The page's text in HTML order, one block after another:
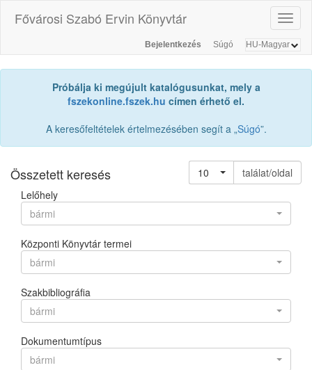
Fővárosi Szabó Ervin Könyvtár
Bejelentkezés Súgó
Próbálja ki megújult katalógusunkat, mely a
fszekonline.fszek.hu címen érhető el.
A keresőfeltételek értelmezésében segít a „Súgó”.
Összetett keresés 10
találat/oldal
Lelőhely
bármi
Központi Könyvtár termei
bármi
Szakbibliográfia
bármi
Dokumentumtípus
bármi